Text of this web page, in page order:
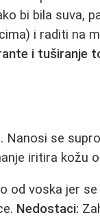
bi bila suva,
i raditi na
i tuširanje
Nanosi se
iritira kožu
od voska jer se
Nedostaci: